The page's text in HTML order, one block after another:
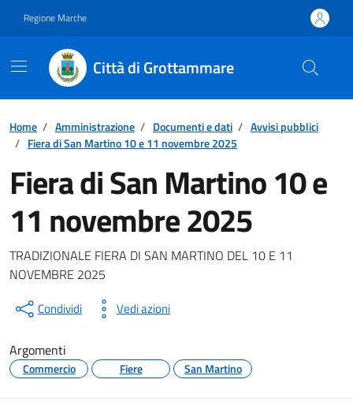
Regione Marche
Città di Grottammare
Home / Amministrazione / Documenti e dati / Avvisi pubblici
/ Fiera di San Martino 10 e 11 novembre 2025
Fiera di San Martino 10 e
11 novembre 2025
Dettagli del documento
TRADIZIONALE FIERA DI SAN MARTINO DEL 10 E 11
NOVEMBRE 2025
Condividi Vedi azioni
Argomenti
Commercio Fiere San Martino